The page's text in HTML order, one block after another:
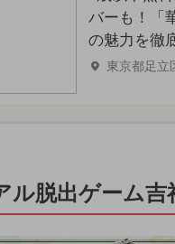
バーも！「
の魅力を徹
東京都足立
ル脱出ゲーム吉